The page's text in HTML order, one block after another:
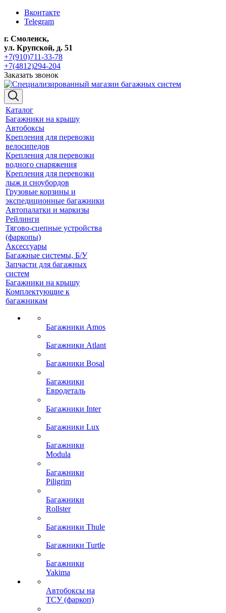
Вконтакте
Telegram
г. Смоленск,
ул. Крупской, д. 51
+7(910)711-33-78
+7(4812)294-204
Заказать звонок
Каталог
Багажники на крышу
Автобоксы
Крепления для перевозки
велосипедов
Крепления для перевозки
водного снаряжения
Крепления для перевозки
лыж и сноубордов
Грузовые корзины и
экспедиционные багажники
Автопалатки и маркизы
Рейлинги
Тягово-сцепные устройства
(фаркопы)
Аксессуары
Багажные системы, Б/У
Запчасти для багажных
систем
Багажники на крышу
Комплектующие к
багажникам
Багажники Amos
Багажники Atlant
Багажники Bosal
Багажники
Евродеталь
Багажники Inter
Багажники Lux
Багажники
Modula
Багажники
Piligrim
Багажники
Rollster
Багажники Thule
Багажники Turtle
Багажники
Yakima
Автобоксы на
ТСУ (фаркоп)